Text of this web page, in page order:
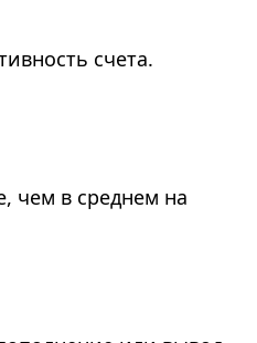
счета.
чем в среднем на